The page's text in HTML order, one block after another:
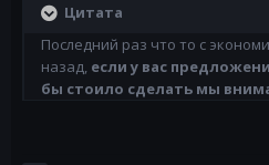
Цитата
Последний раз что то с
назад, если у вас
бы стоило сделать мы